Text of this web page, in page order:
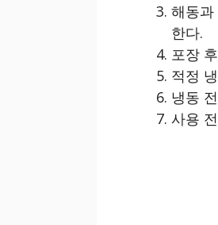
해동
한다.
포장
적정
냉동
사용